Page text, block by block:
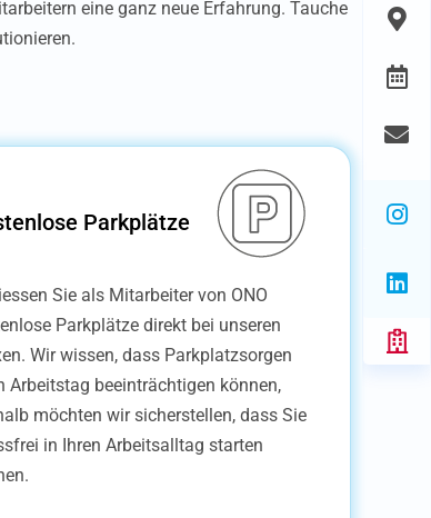
eine ganz neue Erfahrung. Tauche
Parkplätze
Sie als Mitarbeiter von ONO
Parkplätze direkt bei unseren
Wir wissen, dass Parkplatzsorgen
Arbeitstag beeinträchtigen können,
möchten wir sicherstellen, dass Sie
in Ihren Arbeitsalltag starten